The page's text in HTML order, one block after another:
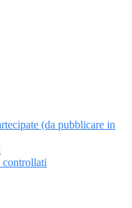
(da pubblicare in